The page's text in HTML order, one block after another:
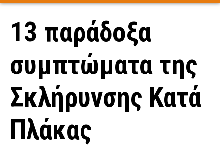
13 παράδοξα
συμπτώματα της
Σκλήρυνσης Κατά
Πλάκας